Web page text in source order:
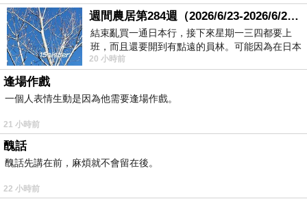
週間農居第284週（2026/6/23-2026/6/24) 夏至 金黃稻浪洋溢豐收喜悅
結束亂買一通日本行，接下來星期一三四都要上
班，而且還要開到有點遠的員林。可能因為在日本
花不少錢，星期一出門上班時，心裡沒有一
20 小時前
逢場作戲
一個人表情生動是因為他需要逢場作戲。
21 小時前
醜話
醜話先講在前，麻煩就不會留在後。
22 小時前